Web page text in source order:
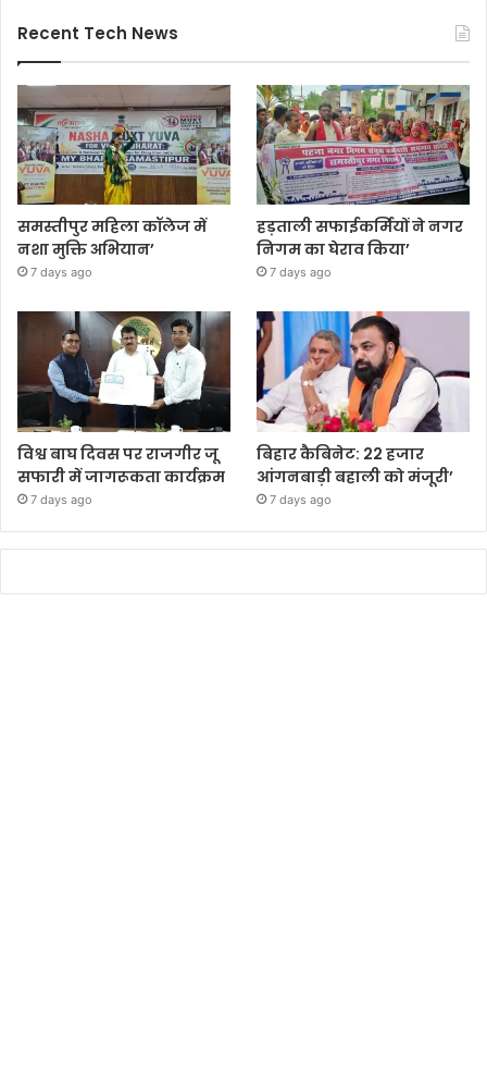
Recent Tech News
समस्तीपुर महिला कॉलेज में
नशा मुक्ति अभियान’
7 days ago
हड़ताली सफाईकर्मियों ने नगर
निगम का घेराव किया’
7 days ago
विश्व बाघ दिवस पर राजगीर जू
सफारी में जागरूकता कार्यक्रम
7 days ago
बिहार कैबिनेट: 22 हजार
आंगनबाड़ी बहाली को मंजूरी’
7 days ago